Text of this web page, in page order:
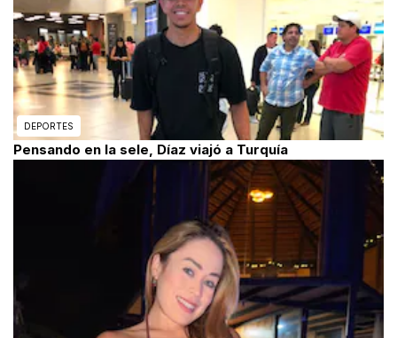
DEPORTES
Pensando en la sele, Díaz viajó a Turquía